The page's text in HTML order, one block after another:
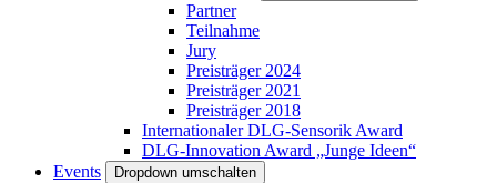
Partner
Teilnahme
Jury
Preisträger 2024
Preisträger 2021
Preisträger 2018
Internationaler DLG-Sensorik Award
DLG-Innovation Award „Junge Ideen“
Events
Dropdown umschalten